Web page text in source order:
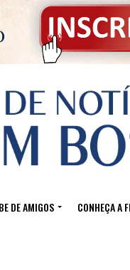
DE AMIGOS CONHEÇA A